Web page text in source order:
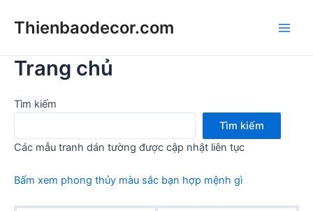
Thienbaodecor.com
Trang chủ
Tìm kiếm
Tìm kiếm
Các mẫu tranh dán tường được cập nhật liên tục
Bấm xem phong thủy màu sắc bạn hợp mệnh gì